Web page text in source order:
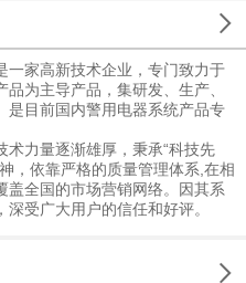

一家高新技术企业，专门致力于
为主导产品，集研发、生产、
是目前国内警用电器系统产品专
力量逐渐雄厚，秉承“科技先
，依靠严格的质量管理体系,在相
盖全国的市场营销网络。因其系
受广大用户的信任和好评。